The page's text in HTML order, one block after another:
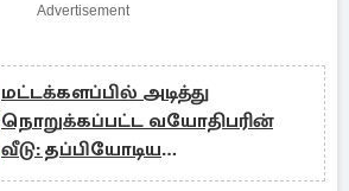
Advertisement
மட்டக்களப்பில் அடித்து
நொறுக்கப்பட்ட வயோதிபரின்
வீடு: தப்பியோடிய
சந்தேகநபர்கள்!